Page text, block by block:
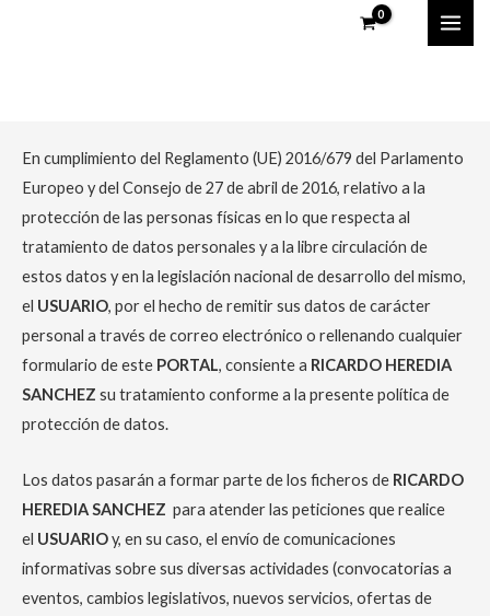
En cumplimiento del Reglamento (UE) 2016/679 del Parlamento
Europeo y del Consejo de 27 de abril de 2016, relativo a la
protección de las personas físicas en lo que respecta al
tratamiento de datos personales y a la libre circulación de
estos datos y en la legislación nacional de desarrollo del mismo,
el USUARIO, por el hecho de remitir sus datos de carácter
personal a través de correo electrónico o rellenando cualquier
formulario de este PORTAL, consiente a RICARDO HEREDIA
SANCHEZ su tratamiento conforme a la presente política de
protección de datos.
Los datos pasarán a formar parte de los ficheros de RICARDO
HEREDIA SANCHEZ para atender las peticiones que realice
el USUARIOy, en su caso, el envío de comunicaciones
informativas sobre sus diversas actividades (convocatorias a
eventos, cambios legislativos, nuevos servicios, ofertas de